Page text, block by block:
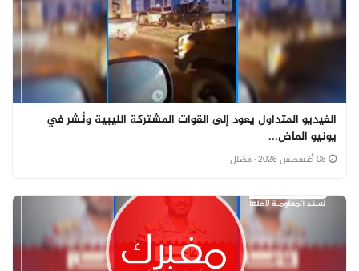
الفيديو المتداول يعود إلى القوات المشتركة الليبية ونُشر في
يونيو الماض...
· مضلل